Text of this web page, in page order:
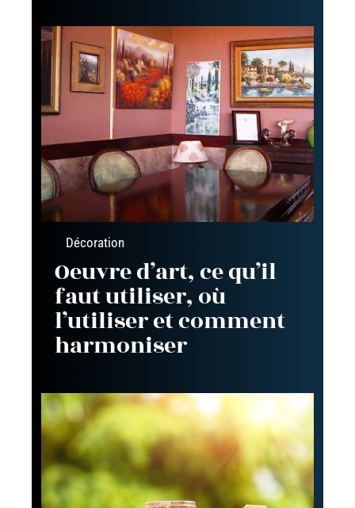
Décoration
Oeuvre d’art, ce qu’il
faut utiliser, où
l’utiliser et comment
harmoniser